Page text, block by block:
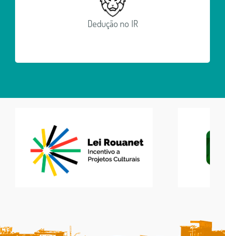
Dedução no IR